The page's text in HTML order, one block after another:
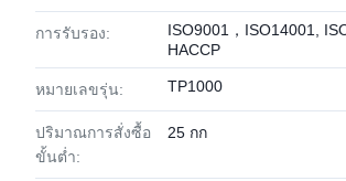
การรับรอง:
ISO9001，ISO14001,
HACCP
หมายเลขรุ่น: TP1000
ปริมาณการสั่งซื้อ
ขั้นต่ำ:
25 กก